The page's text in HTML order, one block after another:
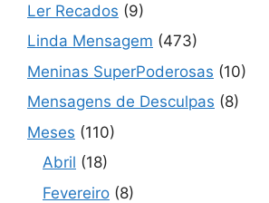
Ler Recados (9)
Linda Mensagem (473)
Meninas SuperPoderosas (10)
Mensagens de Desculpas (8)
Meses (110)
Abril (18)
Fevereiro (8)